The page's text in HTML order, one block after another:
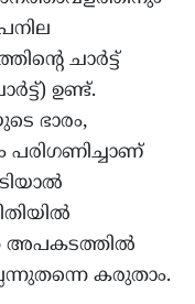
ചാർട്ട്
ഉണ്ട്.
ഭാരം,
പരിഗണിച്ചാണ്
അപകടത്തിൽ
കരുതാം.